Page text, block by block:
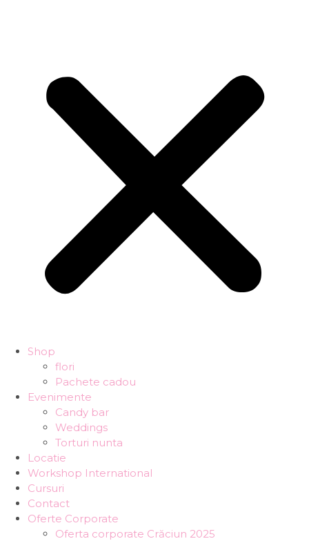
Shop
flori
Pachete cadou
Evenimente
Candy bar
Weddings
Torturi nunta
Locatie
Workshop International
Cursuri
Contact
Oferte Corporate
Oferta corporate Crăciun 2025